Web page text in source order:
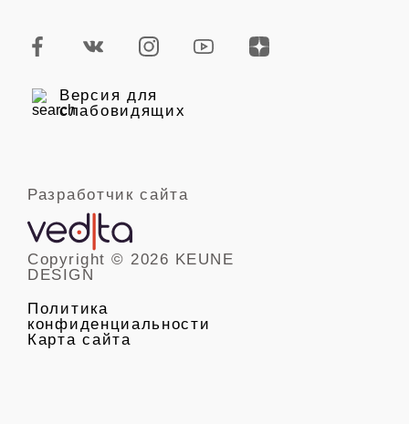
Версия для
слабовидящих
Разработчик сайта
Copyright © 2026 KEUNE
DESIGN
Политика
конфиденциальности
Карта сайта